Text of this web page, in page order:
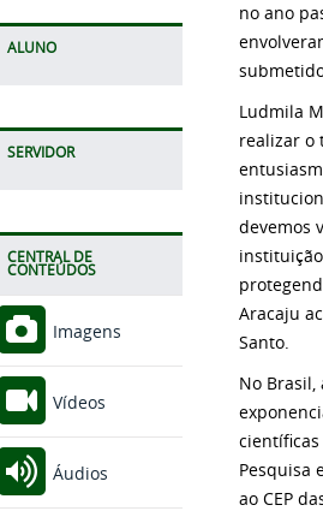
ALUNO
SERVIDOR
CENTRAL DE
CONTEÚDOS
Imagens
Vídeos
Áudios
no ano
Ludmila
realizar o
devemos
Aracaju
Santo.
No
Pesquisa
ao CEP